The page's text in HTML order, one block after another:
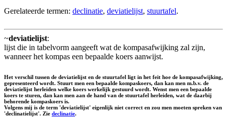
Gerelateerde termen: declinatie, deviatielijst, stuurtafel.
~deviatielijst:
lijst die in tabelvorm aangeeft wat de kompasafwijking zal zijn,
wanneer het kompas een bepaalde koers aanwijst.
Het verschil tussen de deviatielijst en de stuurtafel ligt in het feit hoe de kompasafwijking,
gepresenteerd wordt. Stuurt men een bepaalde kompaskoers, dan kan men m.b.v. de
deviatielijst herleiden welke koers werkelijk gestuurd wordt. Wenst men een bepaalde
koers te sturen, dan kan men aan de hand van de stuurtafel herleiden, wat de daarbij
behorende kompaskoers is.
Volgens mij is de term 'deviatielijst' eigenlijk niet correct en zou men moeten spreken van
'declinatielijst'. Zie declinatie.